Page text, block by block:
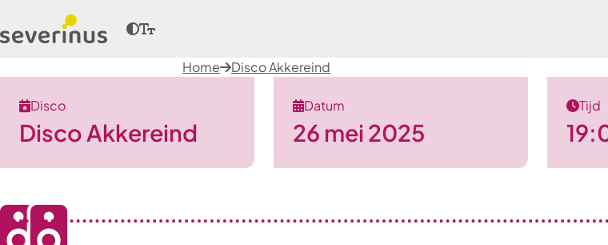
Home Disco Akkereind
Disco
Disco Akkereind
Datum
26 mei 2025
Tijd